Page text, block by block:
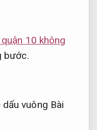
10 không
bước.
dấu vuông Bài